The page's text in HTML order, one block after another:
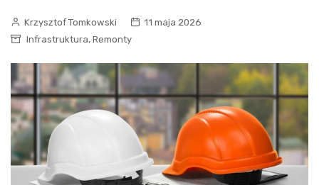
Krzysztof Tomkowski
11 maja 2026
Infrastruktura, Remonty